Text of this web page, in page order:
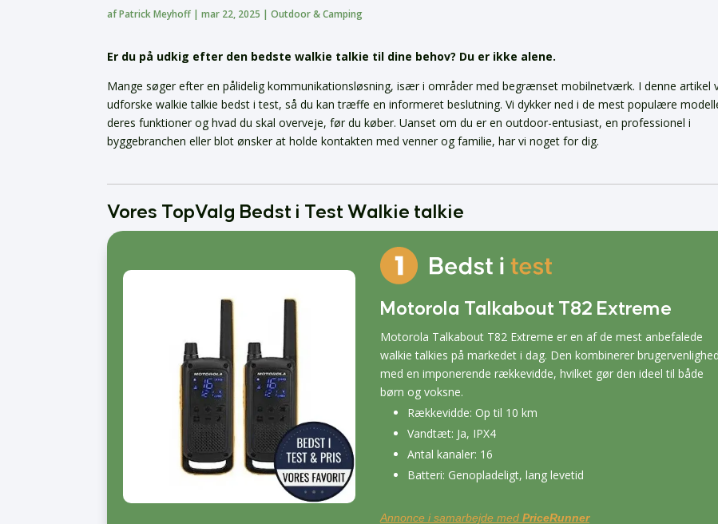
afPatrick Meyhoff |mar 22, 2025 |Outdoor & Camping
Er du på udkig efter den bedste walkie talkie til dine behov? Du er ikke alene.
Mange søger efter en pålidelig kommunikationsløsning, især i områder med begrænset mobilnetværk. I denne artikel
udforske walkie talkie bedst i test, så du kan træffe en informeret beslutning. Vi dykker ned i de mest populære
deres funktioner og hvad du skal overveje, før du køber. Uanset om du er en outdoor-entusiast, en professionel i
byggebranchen eller blot ønsker at holde kontakten med venner og familie, har vi noget for dig.
Vores TopValg Bedst i Test Walkie talkie
Motorola Talkabout T82 Extreme
Motorola Talkabout T82 Extreme er en af de mest anbefalede
walkie talkies på markedet i dag. Den kombinerer brugervenlighed
med en imponerende rækkevidde, hvilket gør den ideel til både
børn og voksne.
Rækkevidde: Op til 10 km
Vandtæt: Ja, IPX4
Antal kanaler: 16
Batteri: Genopladeligt, lang levetid
Annonce i samarbejde medPriceRunner